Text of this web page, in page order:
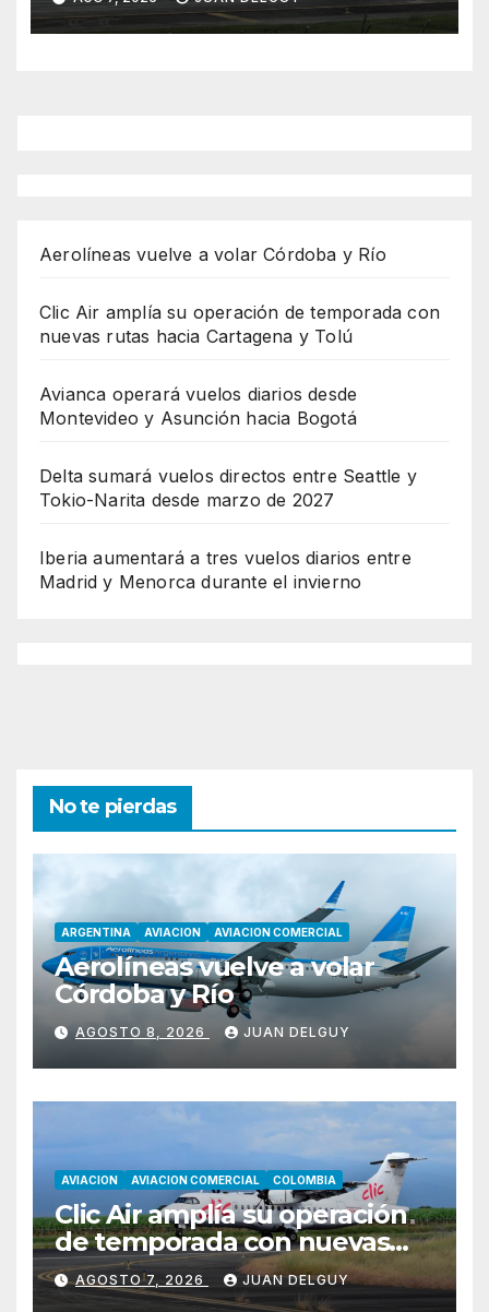
Aerolíneas vuelve a volar Córdoba y Río
Clic Air amplía su operación de temporada con
nuevas rutas hacia Cartagena y Tolú
Avianca operará vuelos diarios desde
Montevideo y Asunción hacia Bogotá
Delta sumará vuelos directos entre Seattle y
Tokio-Narita desde marzo de 2027
Iberia aumentará a tres vuelos diarios entre
Madrid y Menorca durante el invierno
No te pierdas
ARGENTINA AVIACION AVIACION COMERCIAL
Aerolíneas vuelve a volar
Córdoba y Río
AGOSTO 8, 2026 JUAN DELGUY
AVIACION AVIACION COMERCIAL COLOMBIA
Clic Air amplía su operación
de temporada con nuevas
rutas hacia Cartagena y Tolú
AGOSTO 7, 2026 JUAN DELGUY